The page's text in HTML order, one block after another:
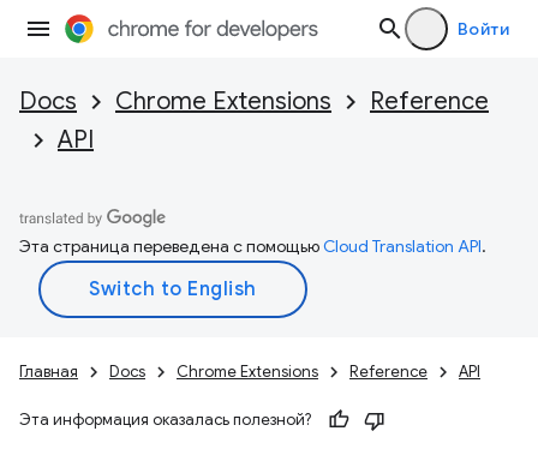
Войти
Docs Chrome Extensions
Reference
API
Эта страница переведена с помощьюCloud Translation API.
Главная Docs Chrome Extensions Reference API
Эта информация оказалась полезной?